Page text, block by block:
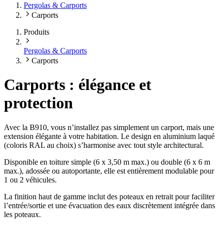
Pergolas & Carports
Carports
Produits
Pergolas & Carports
Carports
Carports : élégance et
protection
Avec la B910, vous n’installez pas simplement un carport, mais une
extension élégante à votre habitation. Le design en aluminium laqué
(coloris RAL au choix) s’harmonise avec tout style architectural.
Disponible en toiture simple (6 x 3,50 m max.) ou double (6 x 6 m
max.), adossée ou autoportante, elle est entièrement modulable pour
1 ou 2 véhicules.
La finition haut de gamme inclut des poteaux en retrait pour faciliter
l’entrée/sortie et une évacuation des eaux discrètement intégrée dans
les poteaux.